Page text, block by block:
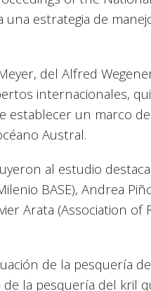
una estrategia de
del Alfred
internacionales,
establecer un marco
Austral.
al estudio
BASE), Andrea
Arata (Association of
de la pesquería
la pesquería del kril